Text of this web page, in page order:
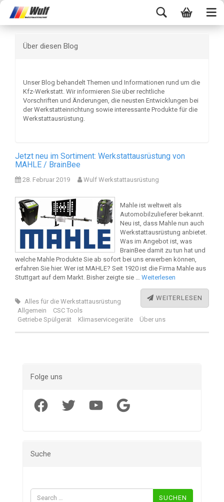
Über diesen Blog
Unser Blog behandelt Themen und Informationen rund um die
Kfz-Werkstatt. Wir informieren Sie über rechtliche
Vorschriften und Änderungen, die neusten Entwicklungen bei
der Werkstatteinrichtung sowie interessante Produkte für die
Werkstattausrüstung.
Jetzt neu im Sortiment: Werkstattausrüstung von
MAHLE / BrainBee
28. Februar 2019 Wulf Werkstattausrüstung
Mahle ist weltweit als
Automobilzulieferer bekannt.
Neu ist, dass Mahle nun auch
Werkstattausrüstung anbietet.
Was im Angebot ist, was
BrainBee damit zu tun hat und
welche Mahle Produkte Sie ab sofort bei uns erwerben können,
erfahren Sie hier. Wer ist MAHLE? Seit 1920 ist die Firma Mahle aus
Stuttgart auf dem Markt. Bisher zeigte sie … Weiterlesen
WEITERLESEN
Alles für die Werkstattausrüstung
Allgemein
CSC Tools
Getriebe Spülgerät
Klimaservicegeräte Über uns
Folge uns
Facebook Twitter YouTube Google
Suche
Suchen
nach: